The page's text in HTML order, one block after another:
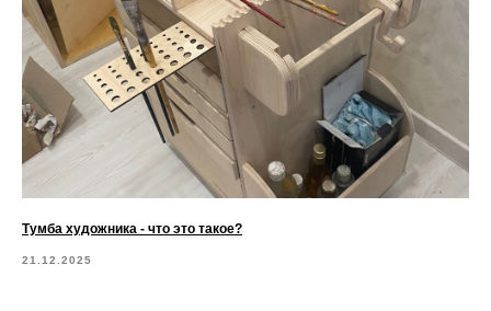
Тумба художника - что это такое?
21.12.2025